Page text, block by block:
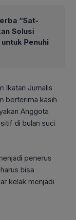
“Sat-
Solusi
untuk Penuhi
Ikatan Jurnalis
berterima kasih
Anggota
di bulan suci
penerus
bisa
kelak menjadi